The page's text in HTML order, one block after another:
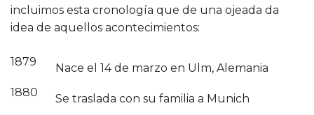
incluimos esta cronología que de una ojeada da
idea de aquellos acontecimientos:
1879
Nace el 14 de marzo en Ulm, Alemania
1880
Se traslada con su familia a Munich